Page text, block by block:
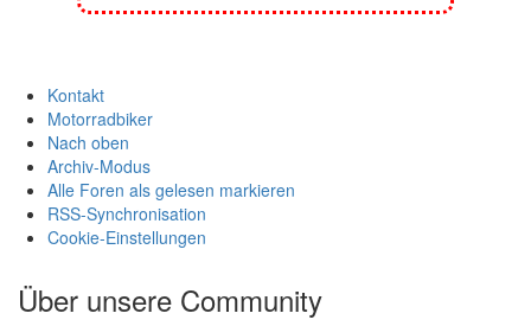
Kontakt
Motorradbiker
Nach oben
Archiv-Modus
Alle Foren als gelesen markieren
RSS-Synchronisation
Cookie-Einstellungen
Über unsere Community